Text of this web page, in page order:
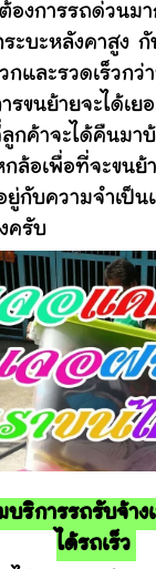
งการรถด่วนมา
ระบะหลังคาสูง
กและรวดเร็วก
ขนย้ายจะได้เย
กค้าจะได้คืนมา
กล้อเพื่อที่จะขน
กับความจำเป็น
ครับ
ริการรถรับจ้าง
ได้รถเร็ว